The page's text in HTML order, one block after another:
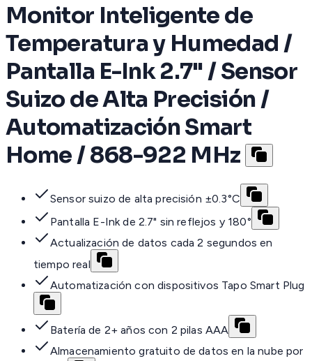
Monitor Inteligente de
Temperatura y Humedad /
Pantalla E-Ink 2.7" / Sensor
Suizo de Alta Precisión /
Automatización Smart
Home / 868-922 MHz
Sensor suizo de alta precisión ±0.3°C
Pantalla E-Ink de 2.7" sin reflejos y 180°
Actualización de datos cada 2 segundos en
tiempo real
Automatización con dispositivos Tapo Smart Plug
Batería de 2+ años con 2 pilas AAA
Almacenamiento gratuito de datos en la nube por